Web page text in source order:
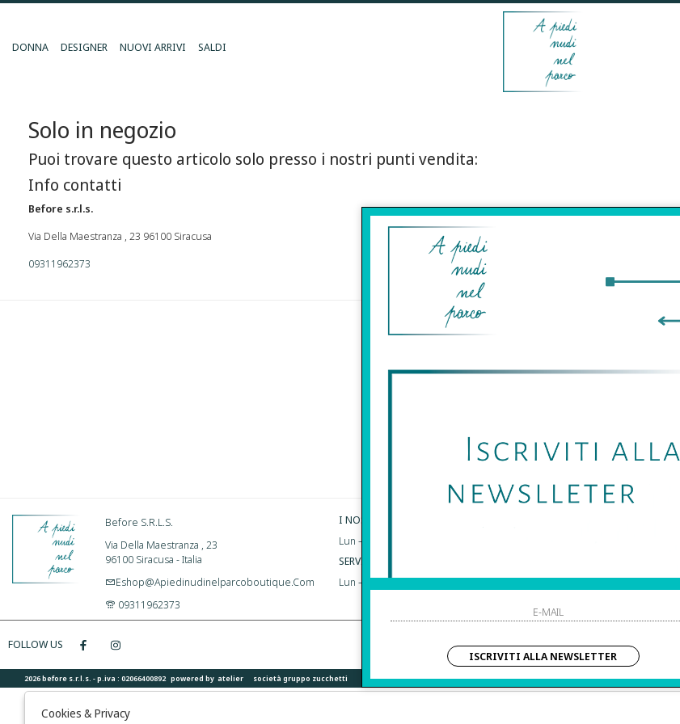
DONNA DESIGNER NUOVI ARRIVI SALDI
Solo in negozio
Puoi trovare questo articolo solo presso i nostri punti vendita:
Info contatti
Before s.r.l.s.
Via Della Maestranza , 23 96100 Siracusa
09311962373
ISCRIVITI ALLA
NEWSLETTER
HO LETTO ED ACCETTATO LE CONDIZIONI SULLA PRIVACY.
Before S.r.l.s.
Via Della Maestranza , 23
96100 Siracusa - Italia
Eshop@apiedinudinelparcoboutique.com
09311962373
I NOSTRI ORARI:
Lun – Sab | 10:00 – 20:00
SERVIZIO CLIENTI:
Lun – Dom | 10:00 – 20:00
Pagamenti
FOLLOW US
2026 before s.r.l.s. - p.iva : 02066400892 powered by atelier società gruppo zucchetti
ISCRIVITI ALLA NEWSLETTER
Cookies & Privacy